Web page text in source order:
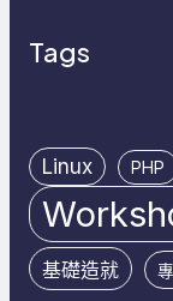
Tags
Linux PHP
基礎造就